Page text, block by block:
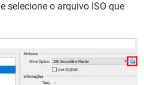
e selecione o arquivo ISO que